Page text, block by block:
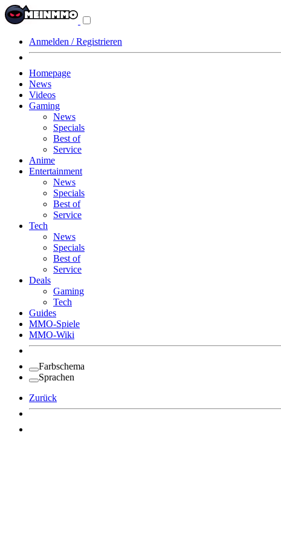
Anmelden / Registrieren
Homepage
News
Videos
Gaming
News
Specials
Best of
Service
Anime
Entertainment
News
Specials
Best of
Service
Tech
News
Specials
Best of
Service
Deals
Gaming
Tech
Guides
MMO-Spiele
MMO-Wiki
Farbschema
Sprachen
Zurück